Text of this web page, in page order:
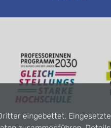
eingebettet. Eingesetzte